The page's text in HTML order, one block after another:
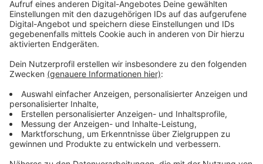
Anzeige
Während des Spiels fieberten die Menschen sowohl in
gesamten Altstadt mit den Mannschaften mit. Ein
Großteil der Menschen war in voller Deutschland-
Montur unterwegs - ob mit Trikots, Hüten oder
Gesichtsbemalung - aber auch viele schottische Fans